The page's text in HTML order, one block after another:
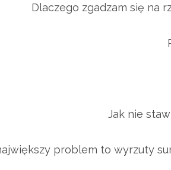
Dlaczego zgadzam się na
Jak nie
problem to wyrzuty